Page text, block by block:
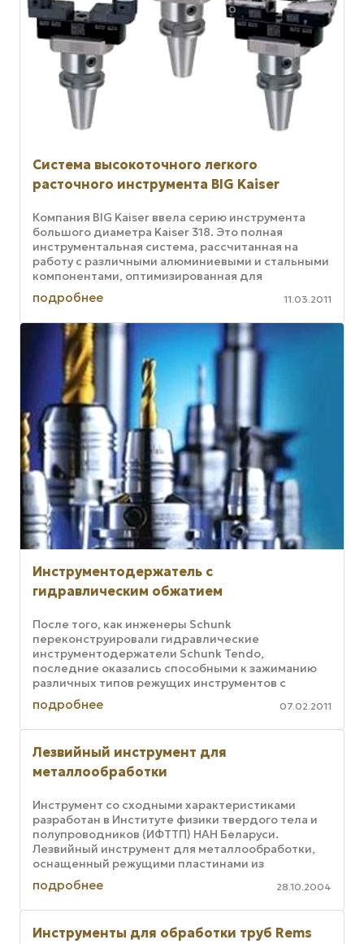
Система высокоточного легкого
расточного инструмента BIG Kaiser
Компания BIG Kaiser ввела серию инструмента
большого диаметра Kaiser 318. Это полная
инструментальная система, рассчитанная на
работу с различными алюминиевыми и стальными
компонентами, оптимизированная для
двухрезачной черновой расточки, точной ...
подробнее 11.03.2011
Инструментодержатель с
гидравлическим обжатием
После того, как инженеры Schunk
переконструировали гидравлические
инструментодержатели Schunk Tendo,
последние оказались способными к зажиманию
различных типов режущих инструментов с
цилиндрическим хвостовиком непосредственно
в себе, без ...
подробнее 07.02.2011
Лезвийный инструмент для
металлообработки
Инструмент со сходными характеристиками
разработан в Институте физики твердого тела и
полупроводников (ИФТТП) НАН Беларуси.
Лезвийный инструмент для металлообработки,
оснащенный режущими пластинами из
поликристаллических композиционных
сверхтвердых ...
подробнее 28.10.2004
Инструменты для обработки труб Rems